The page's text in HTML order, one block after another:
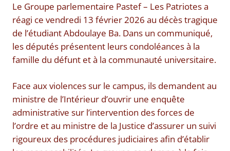
Le Groupe parlementaire Pastef – Les Patriotes a
réagi ce vendredi 13 février 2026 au décès tragique
de l’étudiant Abdoulaye Ba. Dans un communiqué,
les députés présentent leurs condoléances à la
famille du défunt et à la communauté universitaire.
Face aux violences sur le campus, ils demandent au
ministre de l’Intérieur d’ouvrir une enquête
administrative sur l’intervention des forces de
l’ordre et au ministre de la Justice d’assurer un suivi
rigoureux des procédures judiciaires afin d’établir